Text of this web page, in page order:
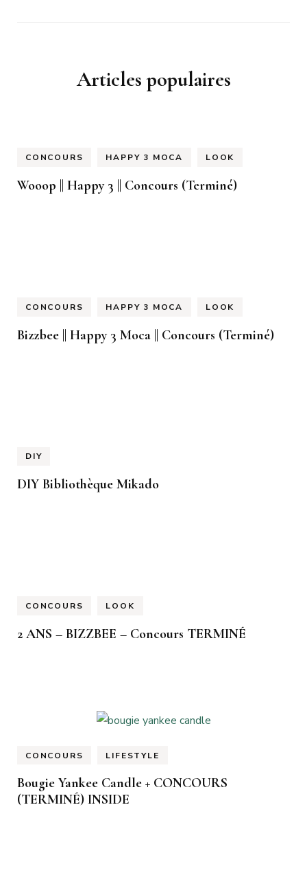
Articles populaires
CONCOURS HAPPY 3 MOCA LOOK
Wooop || Happy 3 || Concours (Terminé)
CONCOURS HAPPY 3 MOCA LOOK
Bizzbee || Happy 3 Moca || Concours (Terminé)
DIY
DIY Bibliothèque Mikado
CONCOURS LOOK
2 ANS – BIZZBEE – Concours TERMINÉ
CONCOURS LIFESTYLE
Bougie Yankee Candle + CONCOURS
(TERMINÉ) INSIDE